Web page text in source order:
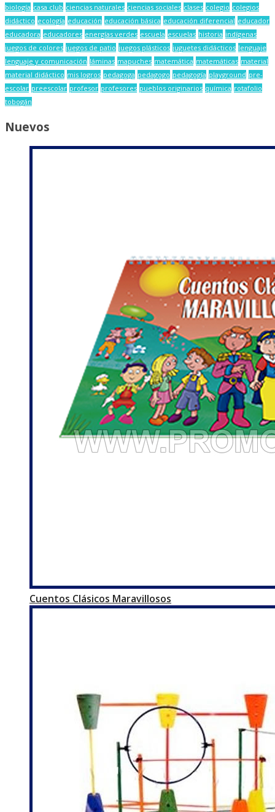
biología casa club ciencias naturales ciencias sociales clases colegio colegios
didáctico ecología educación educación básica educación diferencial educador
educadora educadores energías verdes escuela escuelas historia indígenas
juegos de colores juegos de patio juegos plásticos juguetes didácticos lenguaje
lenguaje y comunicación láminas mapuches matemática matemáticas material
material didáctico mis logros pedagoga pedagogo pedagogía playground pre-
escolar preescolar profesor profesores pueblos originarios química rotafolio
tobogán
Nuevos
Cuentos Clásicos Maravillosos